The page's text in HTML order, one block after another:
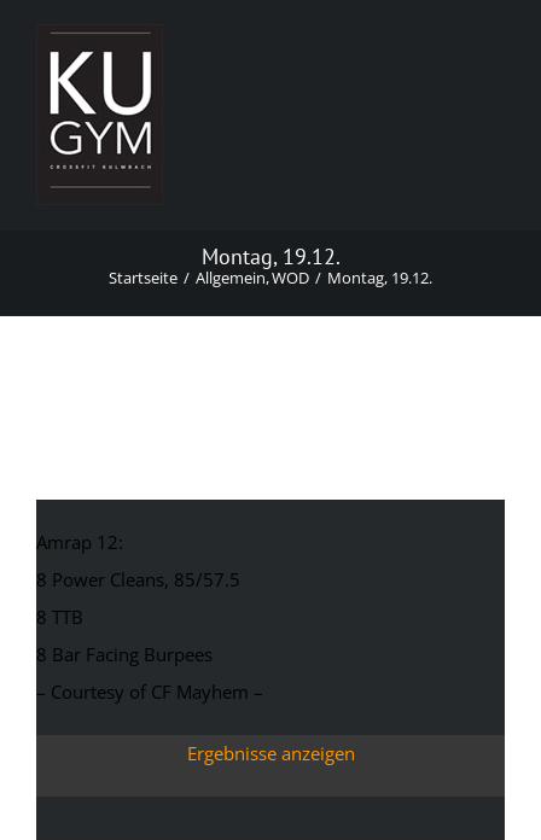
springen
Montag, 19.12.
Startseite Allgemein WOD Montag, 19.12.
Amrap 12:
8 Power Cleans, 85/57.5
8 TTB
8 Bar Facing Burpees
– Courtesy of CF Mayhem –
Ergebnisse anzeigen